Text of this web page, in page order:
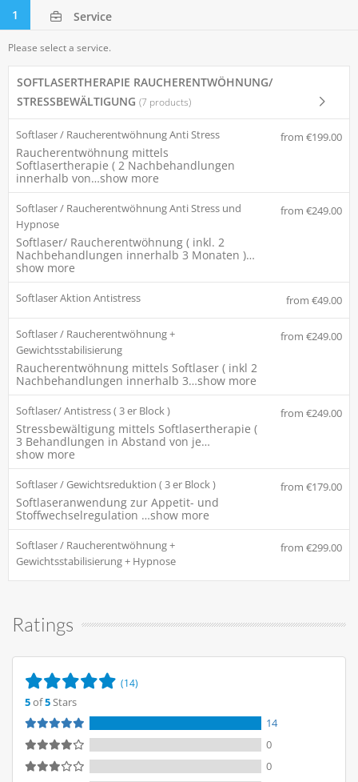
1 Service
Please select a service.
SOFTLASERTHERAPIE RAUCHERENTWÖHNUNG/
STRESSBEWÄLTIGUNG (7 products)
Softlaser / Raucherentwöhnung Anti Stress
Raucherentwöhnung mittels
Softlasertherapie ( 2 Nachbehandlungen
innerhalb von…show more
from €199.00
Softlaser / Raucherentwöhnung Anti Stress und
Hypnose
Softlaser/ Raucherentwöhnung ( inkl. 2
Nachbehandlungen innerhalb 3 Monaten )…
show more
from €249.00
Softlaser Aktion Antistress from €49.00
Softlaser / Raucherentwöhnung +
Gewichtsstabilisierung
Raucherentwöhnung mittels Softlaser ( inkl 2
Nachbehandlungen innerhalb 3…show more
from €249.00
Softlaser/ Antistress ( 3 er Block )
Stressbewältigung mittels Softlasertherapie (
3 Behandlungen in Abstand von je…
show more
from €249.00
Softlaser / Gewichtsreduktion ( 3 er Block )
Softlaseranwendung zur Appetit- und
Stoffwechselregulation …show more
from €179.00
Softlaser / Raucherentwöhnung +
Gewichtsstabilisierung + Hypnose
from €299.00
Ratings
(14)
5of5Stars
14
0
0